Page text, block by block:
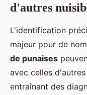
d'autres
L'identification
majeur pour de
de punaises
avec celles
entraînant des